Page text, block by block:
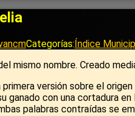
Categorías: Índice
mismo nombre. Creado
primera versión sobre el
ganado con una cortadura
palabras contraídas se